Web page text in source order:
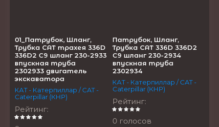
01_Патрубок, Шланг,
Трубка CAT трахея 336D
336D2 C9 шланг 230-2933
впускная труба
2302933 двигатель
экскаватора
КАТ - Катерпиллар / CAT -
Caterpillar (КНР)
Рейтинг:
Патрубок, Шланг,
Трубка CAT 336D 336D2
C9 шланг 230-2934
впускная труба
2302934
КАТ - Катерпиллар / CAT -
Caterpillar (КНР)
Рейтинг:
0 голосов